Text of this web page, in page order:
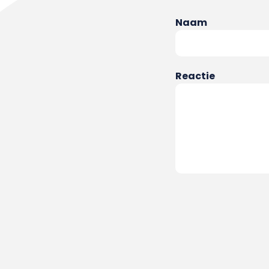
Naam
Reactie